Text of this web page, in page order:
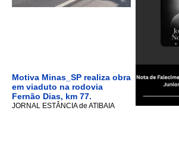
Motiva Minas_SP realiza obra
em viaduto na rodovia
Fernão Dias, km 77.
JORNAL ESTÂNCIA de ATIBAIA